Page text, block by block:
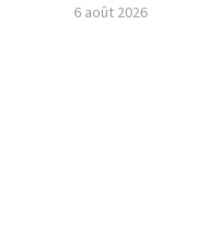
6 août 2026